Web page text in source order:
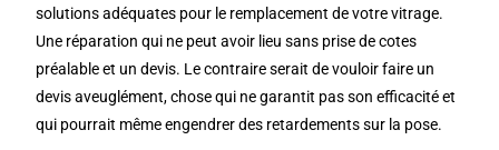
solutions adéquates pour le remplacement de votre vitrage.
Une réparation qui ne peut avoir lieu sans prise de cotes
préalable et un devis. Le contraire serait de vouloir faire un
devis aveuglément, chose qui ne garantit pas son efficacité et
qui pourrait même engendrer des retardements sur la pose.